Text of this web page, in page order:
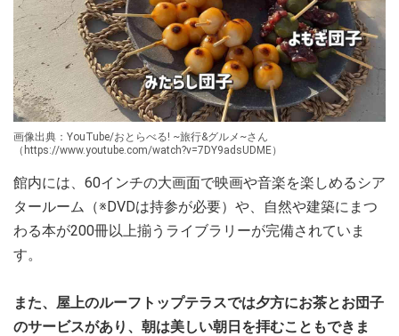
画像出典：YouTube/おとらべる! ~旅行&グルメ~さん
（https://www.youtube.com/watch?v=7DY9adsUDME）
館内には、60インチの大画面で映画や音楽を楽しめるシア
タールーム（※DVDは持参が必要）や、自然や建築にまつ
わる本が200冊以上揃うライブラリーが完備されていま
す。
また、屋上のルーフトップテラスでは夕方にお茶とお団子
のサービスがあり、朝は美しい朝日を拝むこともできま